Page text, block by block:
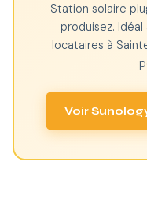
Station solaire
produisez.
locataires à
Voir